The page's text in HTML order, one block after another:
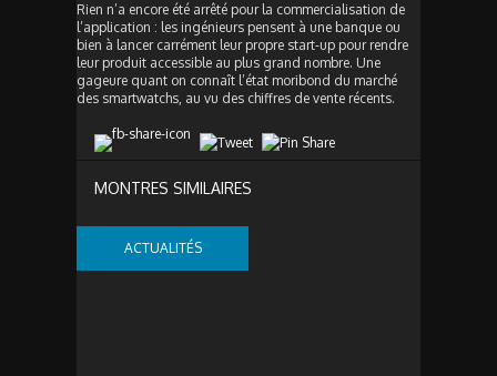
Rien n’a encore été arrêté pour la commercialisation de
l’application : les ingénieurs pensent à une banque ou
bien à lancer carrément leur propre start-up pour rendre
leur produit accessible au plus grand nombre. Une
gageure quant on connaît l’état moribond du marché
des smartwatchs, au vu des chiffres de vente récents.
MONTRES SIMILAIRES
ACTUALITÉS